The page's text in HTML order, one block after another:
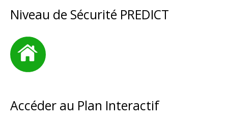
Niveau de Sécurité PREDICT
Accéder au Plan Interactif